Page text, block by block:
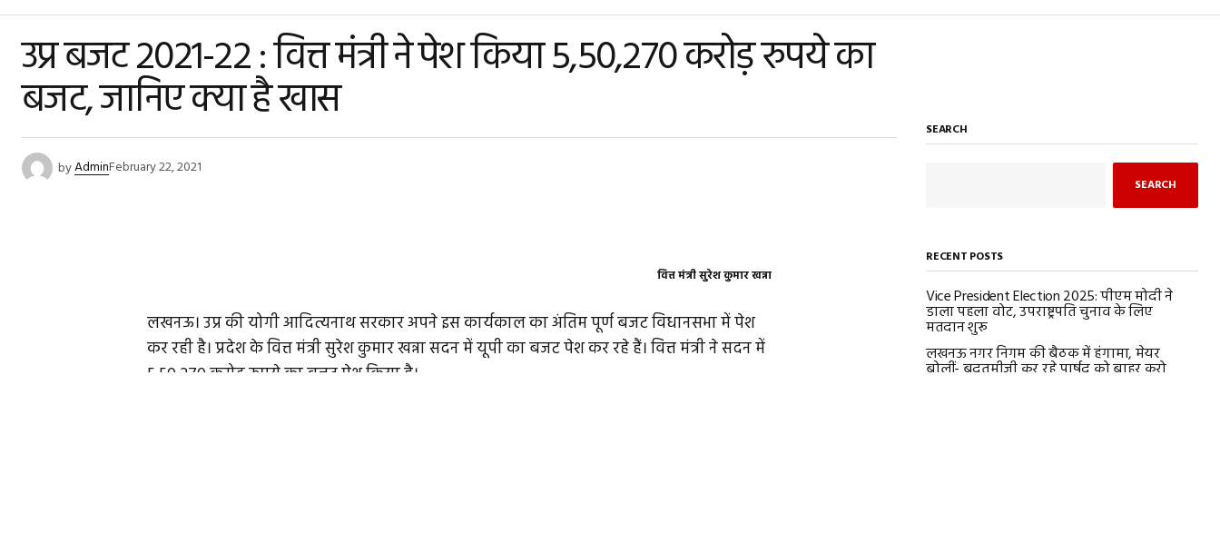
उप्र बजट 2021-22 : वित्त मंत्री ने पेश किया 5,50,270 करोड़ रुपये का
बजट, जानिए क्या है खास
byAdminFebruary 22, 2021
वित्त मंत्री सुरेश कुमार खन्ना
लखनऊ। उप्र की योगी आदित्यनाथ सरकार अपने इस कार्यकाल का अंतिम पूर्ण बजट विधानसभा में पेश
कर रही है। प्रदेश के वित्त मंत्री सुरेश कुमार खन्ना सदन में यूपी का बजट पेश कर रहे हैं। वित्त मंत्री ने सदन में
5,50,270 करोड़ रुपये का बजट पेश किया है।
SEARCH
SEARCH
RECENT POSTS
Vice President Election 2025: पीएम मोदी ने
डाला पहला वोट, उपराष्ट्रपति चुनाव के लिए
मतदान शुरू
लखनऊ नगर निगम की बैठक में हंगामा, मेयर
बोलीं- बदतमीजी कर रहे पार्षद को बाहर करो